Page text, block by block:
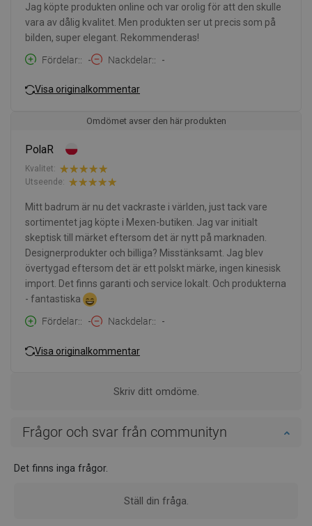
Jag köpte produkten online och var orolig för att den skulle
vara av dålig kvalitet. Men produkten ser ut precis som på
bilden, super elegant. Rekommenderas!
Fördelar:
- Nackdelar: -
Visa originalkommentar
Omdömet avser den här produkten
PolaR
Kvalitet:
Utseende:
Mitt badrum är nu det vackraste i världen, just tack vare
sortimentet jag köpte i Mexen-butiken. Jag var initialt
skeptisk till märket eftersom det är nytt på marknaden.
Designerprodukter och billiga? Misstänksamt. Jag blev
övertygad eftersom det är ett polskt märke, ingen kinesisk
import. Det finns garanti och service lokalt. Och produkterna
- fantastiska
Fördelar: - Nackdelar: -
Visa originalkommentar
Skriv ditt omdöme.
Frågor och svar från communityn
Det finns inga frågor.
Ställ din fråga.